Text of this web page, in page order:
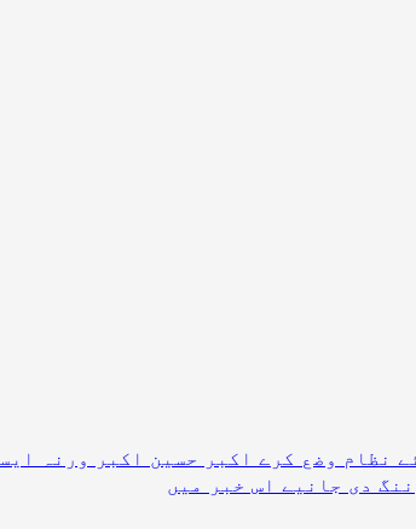
نظام وضع کرے اکبر حسین اکبر ورنہ
دی جانیے اس خبر میں